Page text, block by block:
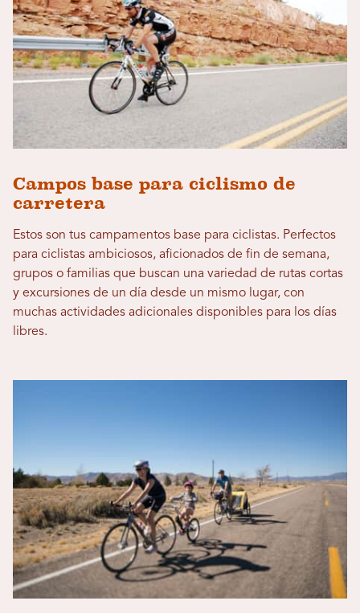
Campos base para ciclismo de
carretera
Estos son tus campamentos base para ciclistas. Perfectos
para ciclistas ambiciosos, aficionados de fin de semana,
grupos o familias que buscan una variedad de rutas cortas
y excursiones de un día desde un mismo lugar, con
muchas actividades adicionales disponibles para los días
libres.